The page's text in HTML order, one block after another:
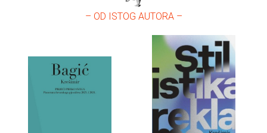
– OD ISTOG AUTORA –